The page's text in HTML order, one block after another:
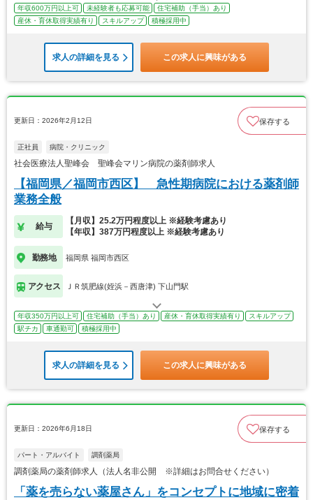
年収600万円以上可 未経験者も応募可能
住宅補助（手当）あり
産休・育休取得実績有り
スキルアップ 積極採用中
求人の詳細を見る この求人に興味がある
更新日：2026年2月12日 保存する
正社員 病院・クリニック
社会医療法人聖峰会 聖峰会マリン病院の薬剤師求人
【福岡県／福岡市西区】 急性期病院における薬剤師
業務全般
給与
【月収】25.2万円程度以上 ※経験考慮あり
【年収】387万円程度以上 ※経験考慮あり
勤務地 福岡県 福岡市西区
アクセス ＪＲ筑肥線(姪浜－西唐津) 下山門駅
年収350万円以上可 住宅補助（手当）あり 産休・育休取得実績有り
スキルアップ
駅チカ
車通勤可 積極採用中
求人の詳細を見る この求人に興味がある
更新日：2026年6月18日 保存する
パート・アルバイト 調剤薬局
調剤薬局の薬剤師求人（法人名非公開 ※詳細はお問合せください）
「薬を売らない薬屋さん」をコンセプトに地域に密着